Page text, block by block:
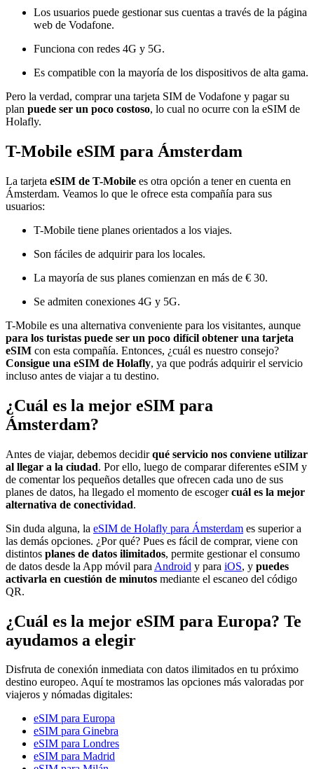
Los usuarios puede gestionar sus cuentas a través de la página
web de Vodafone.
Funciona con redes 4G y 5G.
Es compatible con la mayoría de los dispositivos de alta gama.
Pero la verdad, comprar una tarjeta SIM de Vodafone y pagar su
plan puede ser un poco costoso, lo cual no ocurre con la eSIM de
Holafly.
T-Mobile eSIM para Ámsterdam
La tarjeta eSIM de T-Mobile es otra opción a tener en cuenta en
Ámsterdam. Veamos lo que le ofrece esta compañía para sus
usuarios:
T-Mobile tiene planes orientados a los viajes.
Son fáciles de adquirir para los locales.
La mayoría de sus planes comienzan en más de € 30.
Se admiten conexiones 4G y 5G.
T-Mobile es una alternativa conveniente para los visitantes, aunque
para los turistas puede ser un poco difícil obtener una tarjeta
eSIM con esta compañía. Entonces, ¿cuál es nuestro consejo?
Consigue una eSIM de Holafly, ya que podrás adquirir el servicio
incluso antes de viajar a tu destino.
¿Cuál es la mejor eSIM para
Ámsterdam?
Antes de viajar, debemos decidirqué servicio nos conviene utilizar
al llegar a la ciudad. Por ello, luego de comparar diferentes eSIM y
de comentar los pequeños detalles que ofrecen cada uno de sus
planes de datos, ha llegado el momento de escogercuál es la mejor
alternativa de conectividad.
Sin duda alguna, la eSIM de Holafly para Ámsterdam es superior a
las demás opciones. ¿Por qué? Pues es fácil de comprar, viene con
distintos planes de datos ilimitados, permite gestionar el consumo
de datos desde la App móvil para Android y para iOS, y puedes
activarla en cuestión de minutos mediante el escaneo del código
QR.
¿Cuál es la mejor eSIM para Europa? Te
ayudamos a elegir
Disfruta de conexión inmediata con datos ilimitados en tu próximo
destino europeo. Aquí te mostramos las opciones más valoradas por
viajeros y nómadas digitales:
eSIM para Europa
eSIM para Ginebra
eSIM para Londres
eSIM para Madrid